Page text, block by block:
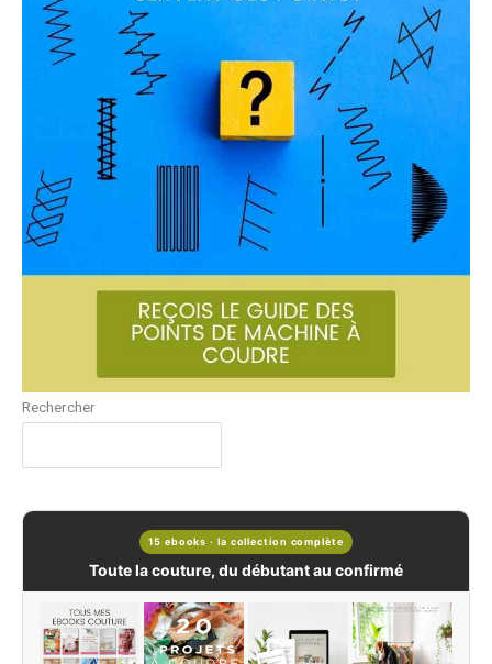
Rechercher
15 ebooks · la collection complète
Toute la couture, du débutant au confirmé